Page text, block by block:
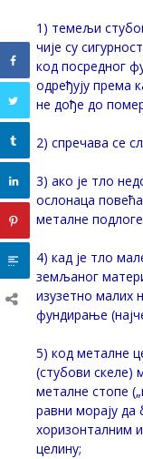
1) темељи
чије су
код посредног
одређују према
не дође до
2) спречава се
3) ако је тло
ослонаца
металне
4) кад је тло
земљаног
изузетно малих
фундирање
5) код металне
(стубови скеле)
металне стопе
равни морају да
хоризонталним
целину;